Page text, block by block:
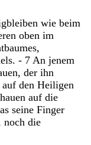
wie beim
oben im
,
. - 7 An jenem
, der ihn
auf den Heiligen
auf die
seine Finger
noch die